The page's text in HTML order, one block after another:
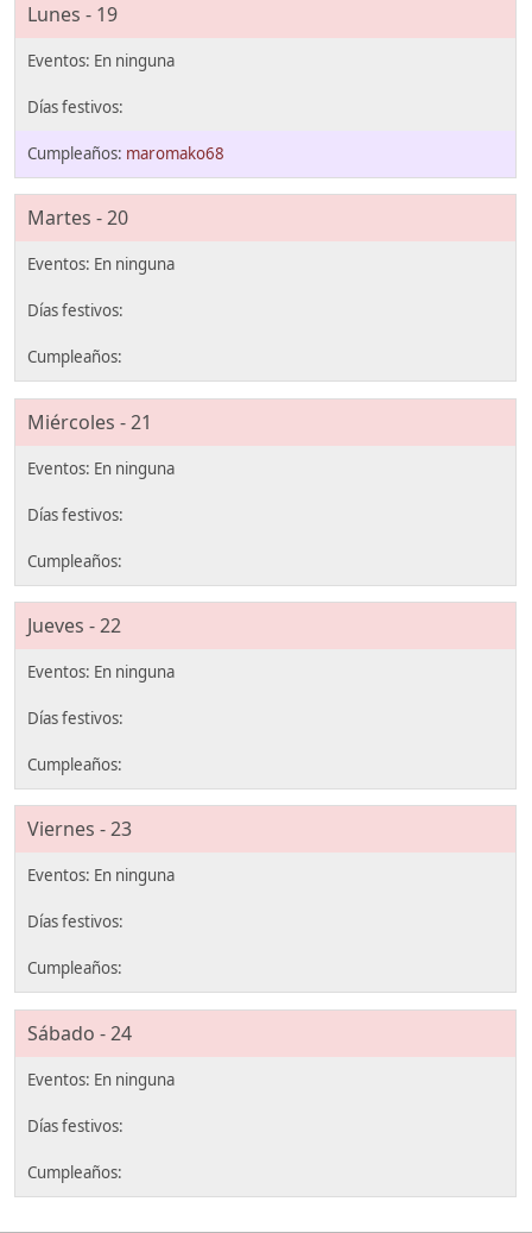
Lunes - 19
maromako68
Martes - 20
Miércoles - 21
Jueves - 22
Viernes - 23
Sábado - 24